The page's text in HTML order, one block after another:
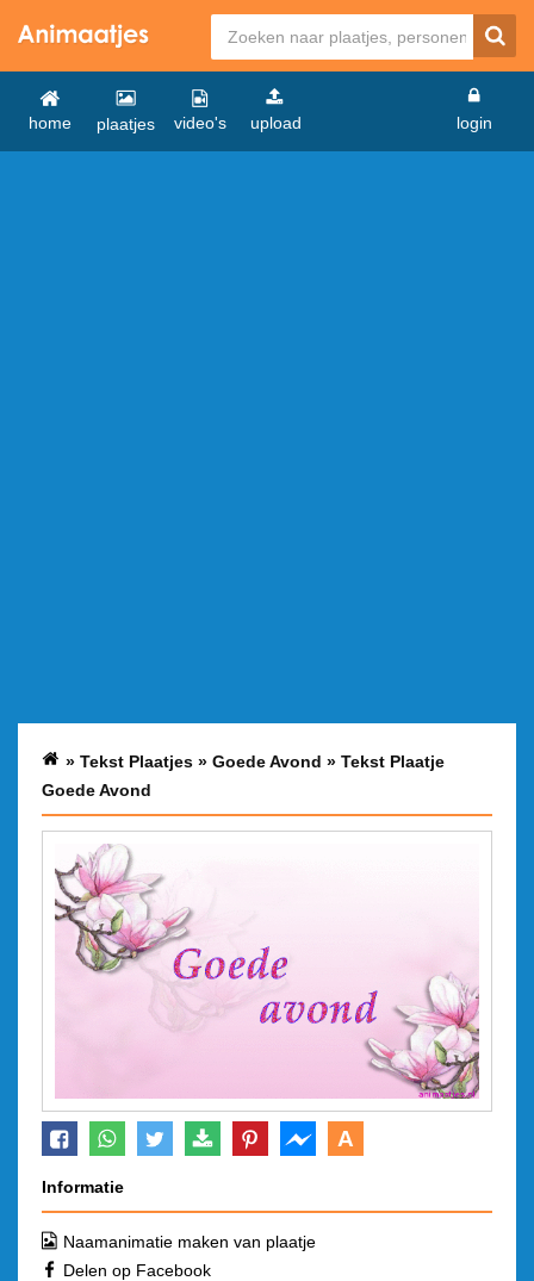
home plaatjes video's upload login
» Tekst Plaatjes » Goede Avond » Tekst Plaatje
Goede Avond
A
Informatie
Naamanimatie maken van plaatje
Delen op Facebook